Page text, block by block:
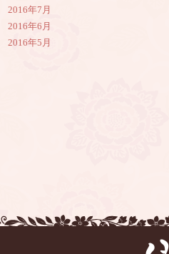
2016年7月
2016年6月
2016年5月